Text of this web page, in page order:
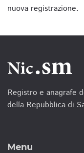
nuova registrazione.
Registro e anagrafe
della Repubblica di
Menu